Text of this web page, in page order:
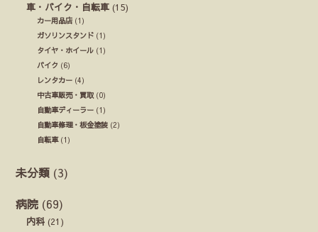
車・バイク・自転車 (15)
カー用品店 (1)
ガソリンスタンド (1)
タイヤ・ホイール (1)
バイク (6)
レンタカー (4)
中古車販売・買取 (0)
自動車ディーラー (1)
自動車修理・板金塗装 (2)
自転車(1)
未分類 (3)
病院 (69)
内科 (21)